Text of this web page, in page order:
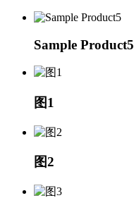
Sample Product5
图1
图2